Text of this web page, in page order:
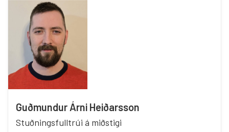
Guðmundur Árni Heiðarsson
Stuðningsfulltrúi á miðstigi